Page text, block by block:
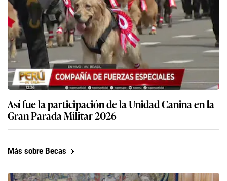
Así fue la participación de la Unidad Canina en la
Gran Parada Militar 2026
Más sobre Becas